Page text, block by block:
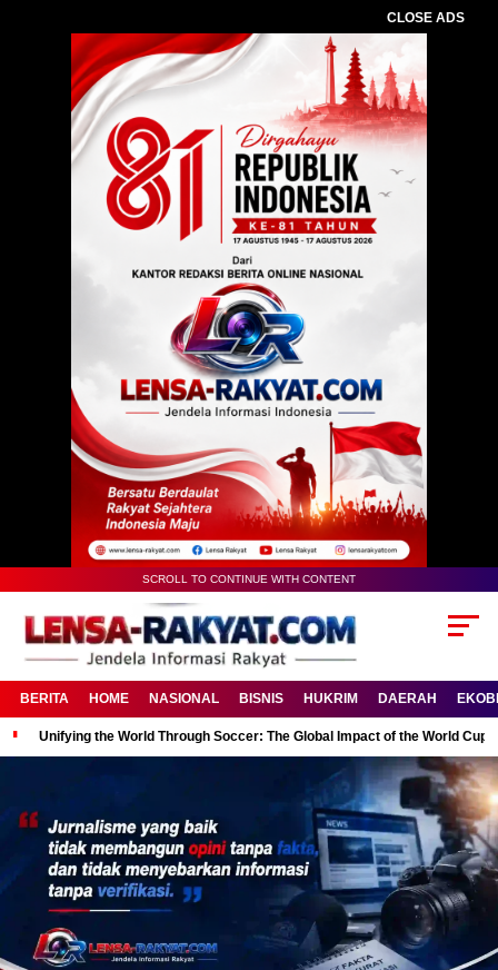
CLOSE ADS
SCROLL TO CONTINUE WITH CONTENT
BERITA HOME NASIONAL BISNIS HUKRIM DAERAH
Unifying the World Through Soccer: The Global Impact of the World Cup